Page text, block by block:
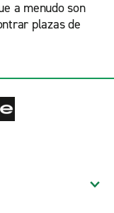
a menudo son
plazas de